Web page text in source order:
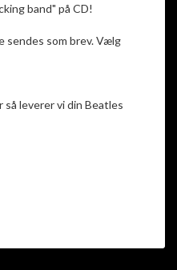
band" på CD!
sendes som brev. Vælg
leverer vi din Beatles